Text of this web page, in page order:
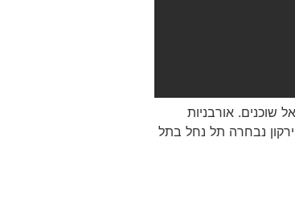
שוכנים. אורבניות
נבחרה תל נחל בתל